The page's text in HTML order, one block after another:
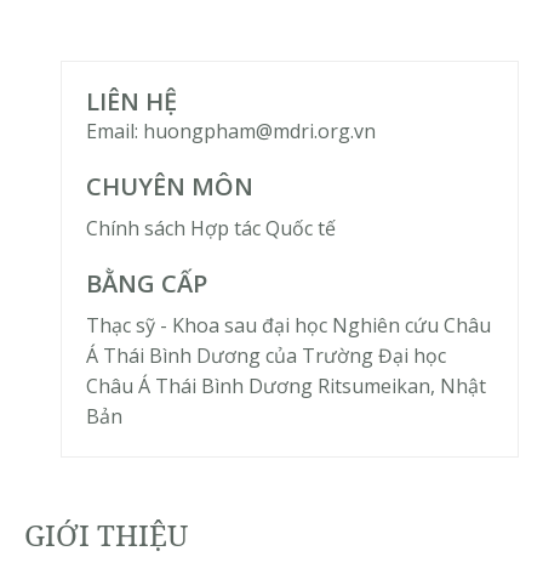
LIÊN HỆ
Email: huongpham@mdri.org.vn
CHUYÊN MÔN
Chính sách Hợp tác Quốc tế
BẰNG CẤP
Thạc sỹ - Khoa sau đại học Nghiên cứu Châu
Á Thái Bình Dương của Trường Đại học
Châu Á Thái Bình Dương Ritsumeikan, Nhật
Bản
GIỚI THIỆU